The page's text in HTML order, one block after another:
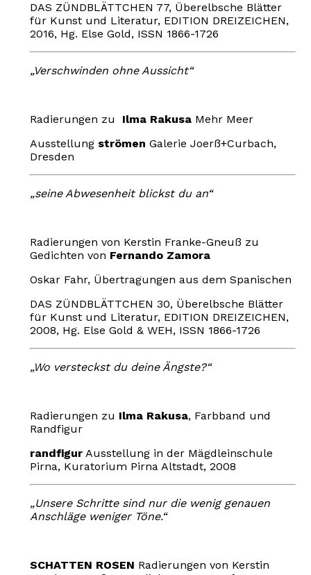
DAS ZÜNDBLÄTTCHEN 77, Überelbsche Blätter
für Kunst und Literatur, EDITION DREIZEICHEN,
2016, Hg. Else Gold, ISSN 1866-1726
„Verschwinden ohne Aussicht“
Radierungen zu Ilma RakusaMehr Meer
Ausstellung strömen Galerie Joerß+Curbach,
Dresden
„seine Abwesenheit blickst du an“
Radierungen von Kerstin Franke-Gneuß zu
Gedichten von Fernando Zamora
Oskar Fahr, Übertragungen aus dem Spanischen
DAS ZÜNDBLÄTTCHEN 30, Überelbsche Blätter
für Kunst und Literatur, EDITION DREIZEICHEN,
2008, Hg. Else Gold & WEH, ISSN 1866-1726
„Wo versteckst du deine Ängste?“
Radierungen zu Ilma Rakusa, Farbband und
Randfigur
randfigurAusstellung in der Mägdleinschule
Pirna, Kuratorium Pirna Altstadt, 2008
„Unsere Schritte sind nur die wenig genauen
Anschläge weniger Töne.“
SCHATTEN ROSEN Radierungen von Kerstin